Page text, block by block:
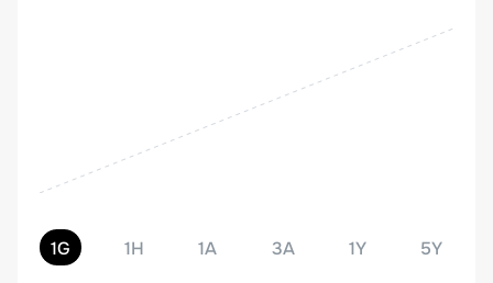
1G 1H 1A 3A 1Y 5Y